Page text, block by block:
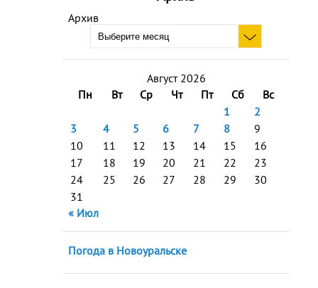
Архив
Август 2026
Пн
Вт Ср Чт Пт Сб
Вс
1
2
3
4 5 6 7 8
9
10
11 12 13 14 15
16
17
18 19 20 21 22
23
24
25 26 27 28 29
30
31
« Июл
Погода в Новоуральске